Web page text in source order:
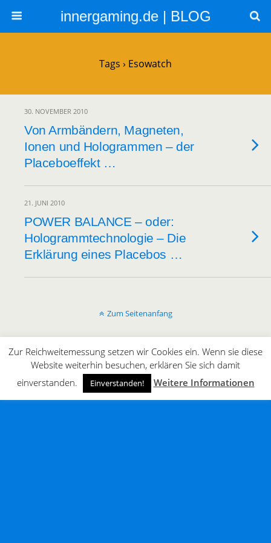
innergaming.de | BLOG
Tags › Esowatch
30. NOVEMBER 2010
Von Armbändern, Magneten,
Ionen und Hologrammen – der
Placeboeffekt …
21. JUNI 2010
POWER BALANCE – oder:
Hologrammtechnologie – Die
Erklärung eines Placebos …
Zum Seitenanfang
All content Copyright © innergaming.de | BLOG
Zur Reichweitemessung setzen wir Cookies ein. Wenn sie diese
Website weiterhin besuchen, erklären Sie sich damit
einverstanden.
Einverstanden! Weitere Informationen